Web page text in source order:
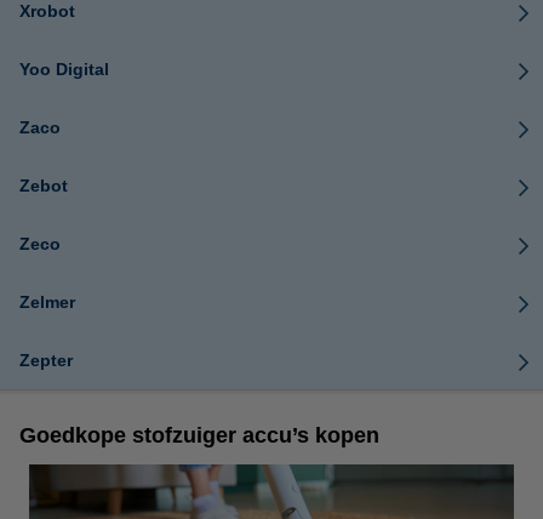
Xrobot
Yoo Digital
Zaco
Zebot
Zeco
Zelmer
Zepter
Goedkope stofzuiger accu’s kopen